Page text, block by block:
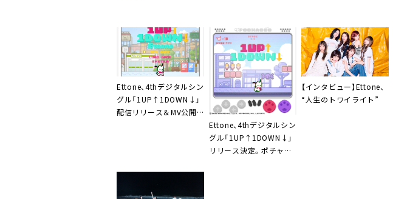
Ettone、4thデジタルシン
グル「1UP↑1DOWN↓」
配信リリース＆MV公開。
Ettone、4thデジタルシン
グル「1UP↑1DOWN↓」
リリース決定。ポチャッ
【インタビュー】Ettone、
“人生のトワイライト”